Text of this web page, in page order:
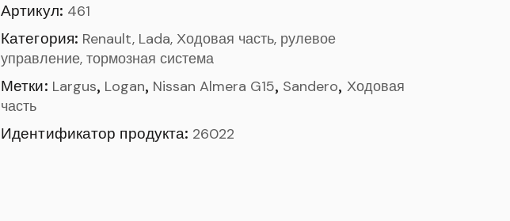
Артикул: 461
Категория: Renault, Lada, Ходовая часть, рулевое
управление, тормозная система
Метки: Largus, Logan, Nissan Almera G15, Sandero, Ходовая
часть
Идентификатор продукта: 26022